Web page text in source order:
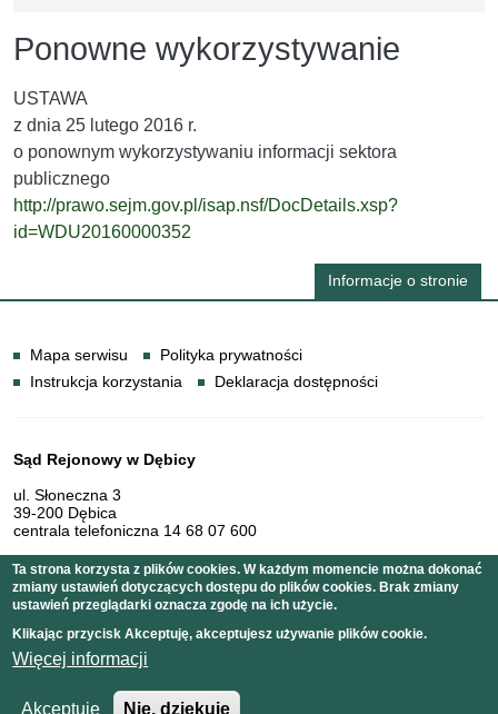
Ponowne wykorzystywanie
USTAWA
z dnia 25 lutego 2016 r.
o ponownym wykorzystywaniu informacji sektora
publicznego
http://prawo.sejm.gov.pl/isap.nsf/DocDetails.xsp?
id=WDU20160000352
Informacje o stronie
Mapa serwisu
Polityka prywatności
Instrukcja korzystania
Deklaracja dostępności
Dane teleadresowe
Sąd Rejonowy w Dębicy
ul. Słoneczna 3
39-200 Dębica
centrala telefoniczna 14 68 07 600
Serwis pełni funkcję strony Biuletynu Informacji Publicznej
Copyright © 2011 Sąd Rejonowy w Dębicy
Ta strona korzysta z plików cookies. W każdym momencie można dokonać
zmiany ustawień dotyczących dostępu do plików cookies. Brak zmiany
ustawień przeglądarki oznacza zgodę na ich użycie.
Klikając przycisk Akceptuję, akceptujesz używanie plików cookie.
Więcej informacji
Akceptuje Nie, dziękuję